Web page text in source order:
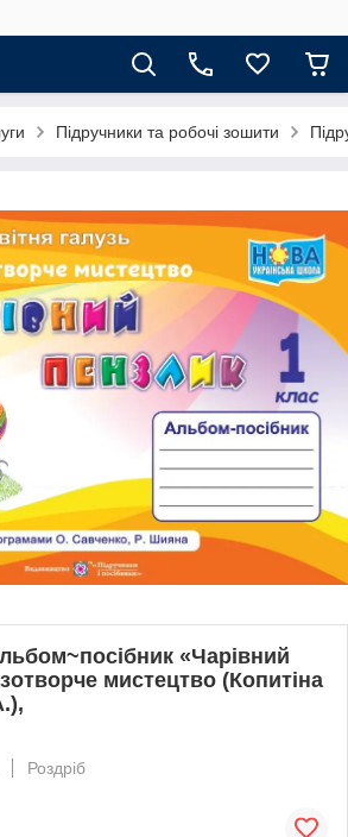
Підручники та робочі зошити
«Чарівний
мистецтво (Копитіна
Роздріб